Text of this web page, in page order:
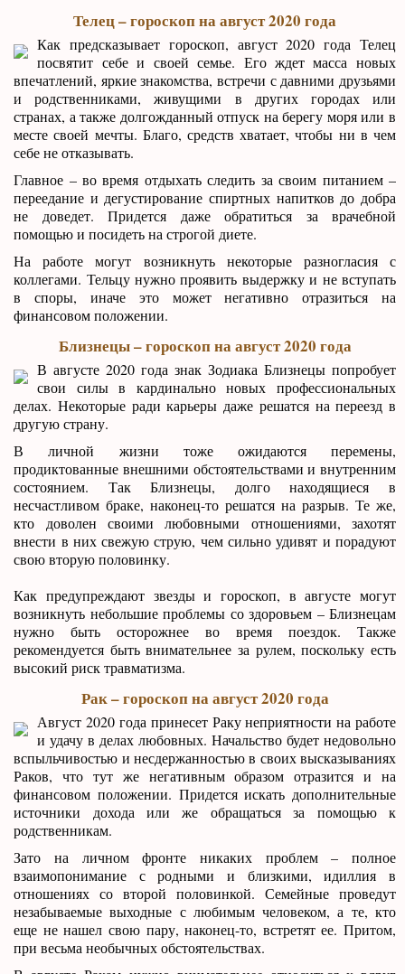
Телец – гороскоп на август 2020 года
Как предсказывает гороскоп, август 2020 года Телец
посвятит себе и своей семье. Его ждет масса новых
впечатлений, яркие знакомства, встречи с давними друзьями
и родственниками, живущими в других городах или
странах, а также долгожданный отпуск на берегу моря или в
месте своей мечты. Благо, средств хватает, чтобы ни в чем
себе не отказывать.
Главное – во время отдыхать следить за своим питанием –
переедание и дегустирование спиртных напитков до добра
не доведет. Придется даже обратиться за врачебной
помощью и посидеть на строгой диете.
На работе могут возникнуть некоторые разногласия с
коллегами. Тельцу нужно проявить выдержку и не вступать
в споры, иначе это может негативно отразиться на
финансовом положении.
Близнецы – гороскоп на август 2020 года
В августе 2020 года знак Зодиака Близнецы попробует
свои силы в кардинально новых профессиональных
делах. Некоторые ради карьеры даже решатся на переезд в
другую страну.
В личной жизни тоже ожидаются перемены,
продиктованные внешними обстоятельствами и внутренним
состоянием. Так Близнецы, долго находящиеся в
несчастливом браке, наконец-то решатся на разрыв. Те же,
кто доволен своими любовными отношениями, захотят
внести в них свежую струю, чем сильно удивят и порадуют
свою вторую половинку.
Как предупреждают звезды и гороскоп, в августе могут
возникнуть небольшие проблемы со здоровьем – Близнецам
нужно быть осторожнее во время поездок. Также
рекомендуется быть внимательнее за рулем, поскольку есть
высокий риск травматизма.
Рак – гороскоп на август 2020 года
Август 2020 года принесет Раку неприятности на работе
и удачу в делах любовных. Начальство будет недовольно
вспыльчивостью и несдержанностью в своих высказываниях
Раков, что тут же негативным образом отразится и на
финансовом положении. Придется искать дополнительные
источники дохода или же обращаться за помощью к
родственникам.
Зато на личном фронте никаких проблем – полное
взаимопонимание с родными и близкими, идиллия в
отношениях со второй половинкой. Семейные проведут
незабываемые выходные с любимым человеком, а те, кто
еще не нашел свою пару, наконец-то, встретят ее. Притом,
при весьма необычных обстоятельствах.